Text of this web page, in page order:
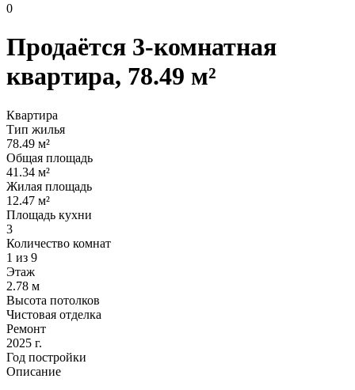
0
Продаётся 3-комнатная
квартира, 78.49 м²
Квартира
Тип жилья
78.49 м²
Общая площадь
41.34 м²
Жилая площадь
12.47 м²
Площадь кухни
3
Количество комнат
1 из 9
Этаж
2.78 м
Высота потолков
Чистовая отделка
Ремонт
2025 г.
Год постройки
Описание